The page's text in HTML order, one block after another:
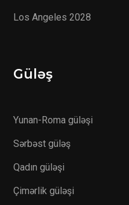
Los Angeles 2028
Güləş
Yunan-Roma güləşi
Sərbəst güləş
Qadın güləşi
Çimərlik güləşi